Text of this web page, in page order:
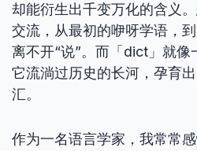
却能衍生出千变万化的含义
交流，从最初的咿呀学语，
离不开“说”。而「dict」就像
它流淌过历史的长河，孕育
汇。
作为一名语言学家，我常常